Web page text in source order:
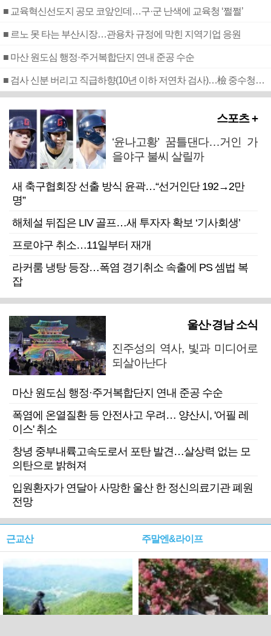
■ 교육혁신선도지 공모 코앞인데…구·군 난색에 교육청 ‘쩔쩔’
■ 르노 못 타는 부산시장…관용차 규정에 막힌 지역기업 응원
■ 마산 원도심 행정·주거복합단지 연내 준공 수순
■ 검사 신분 버리고 직급하향(10년 이하 저연차 검사)…檢 중수청행 기피
스포츠 +
‘윤나고황’ 꿈틀댄다…거인 가
을야구 불씨 살릴까
새 축구협회장 선출 방식 윤곽…“선거인단 192→2만
명”
해체설 뒤집은 LIV 골프…새 투자자 확보 ‘기사회생’
프로야구 취소…11일부터 재개
라커룸 냉탕 등장…폭염 경기취소 속출에 PS 셈법 복
잡
울산·경남 소식
진주성의 역사, 빛과 미디어로
되살아난다
마산 원도심 행정·주거복합단지 연내 준공 수순
폭염에 온열질환 등 안전사고 우려… 양산시, '어필 레
이스' 취소
창녕 중부내륙고속도로서 포탄 발견…살상력 없는 모
의탄으로 밝혀져
입원환자가 연달아 사망한 울산 한 정신의료기관 폐원
전망
근교산 주말엔&라이프